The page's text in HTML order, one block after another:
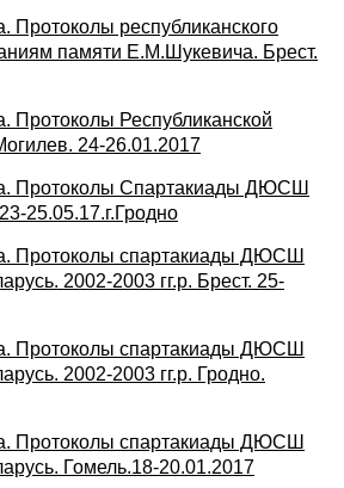
Протоколы республиканского
памяти Е.М.Шукевича. Брест.
Протоколы Республиканской
24-26.01.2017
Протоколы Спартакиады ДЮСШ
25.05.17.г.Гродно
Протоколы спартакиады ДЮСШ
2002-2003 гг.р. Брест. 25-
Протоколы спартакиады ДЮСШ
2002-2003 гг.р. Гродно.
Протоколы спартакиады ДЮСШ
Гомель.18-20.01.2017